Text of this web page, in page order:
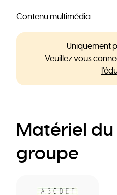
Contenu multimédia
Uniquement
Veuillez vous
Matériel
groupe